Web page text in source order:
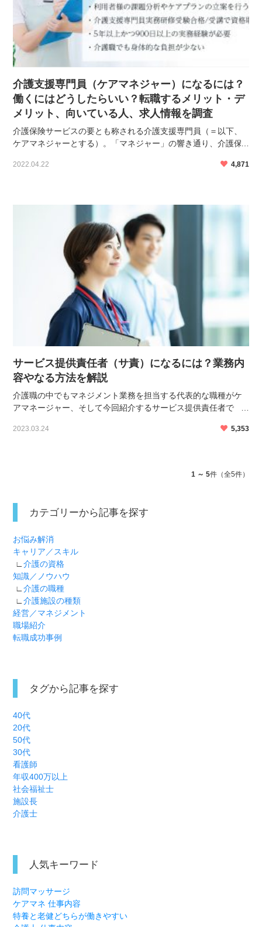
介護支援専門員（ケアマネジャー）になるには？
働くにはどうしたらいい？転職するメリット・デ
メリット、向いている人、求人情報を調査
介護保険サービスの要とも称される介護支援専門員（＝以下、
ケアマネジャーとする）。「マネジャー」の響き通り、介護保
担っています。人の生死にも深く関わる介護業界において […]
2022.04.22 4,871
サービス提供責任者（サ責）になるには？業務内
容やなる方法を解説
介護職の中でもマネジメント業務を担当する代表的な職種がケ
アマネージャー、そして今回紹介するサービス提供責任者で
仕事内容も似て非なるものです。 これからキャリアアッ […]
2023.03.24 5,353
1 ～ 5件（全5件）
カテゴリーから記事を探す
お悩み解消
キャリア／スキル
∟介護の資格
知識／ノウハウ
∟介護の職種
∟介護施設の種類
経営／マネジメント
職場紹介
転職成功事例
タグから記事を探す
40代
20代
50代
30代
看護師
年収400万以上
社会福祉士
施設長
介護士
人気キーワード
訪問マッサージ
ケアマネ 仕事内容
特養と老健どちらが働きやすい